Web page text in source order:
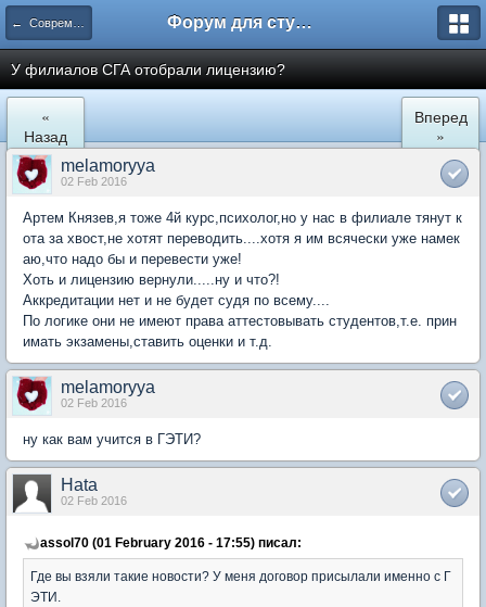
← Современная Гуманитарная Академия Форум для студента СГА
У филиалов СГА отобрали лицензию?
«
Назад
Вперед
»
melamoryya
02 Feb 2016
Артем Князев,я тоже 4й курс,психолог,но у нас в филиале тянут к
ота за хвост,не хотят переводить....хотя я им всячески уже намек
аю,что надо бы и перевести уже!
Хоть и лицензию вернули.....ну и что?!
Аккредитации нет и не будет судя по всему....
По логике они не имеют права аттестовывать студентов,т.е. прин
имать экзамены,ставить оценки и т.д.
melamoryya
02 Feb 2016
ну как вам учится в ГЭТИ?
Hata
02 Feb 2016
assol70 (01 February 2016 - 17:55) писал:
Где вы взяли такие новости? У меня договор присылали именно с Г
ЭТИ.